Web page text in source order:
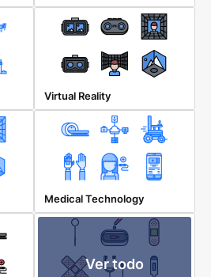
Virtual Reality
Medical Technology
Ver todo